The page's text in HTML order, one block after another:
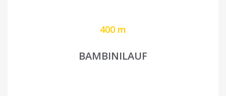
400 m
BAMBINILAUF